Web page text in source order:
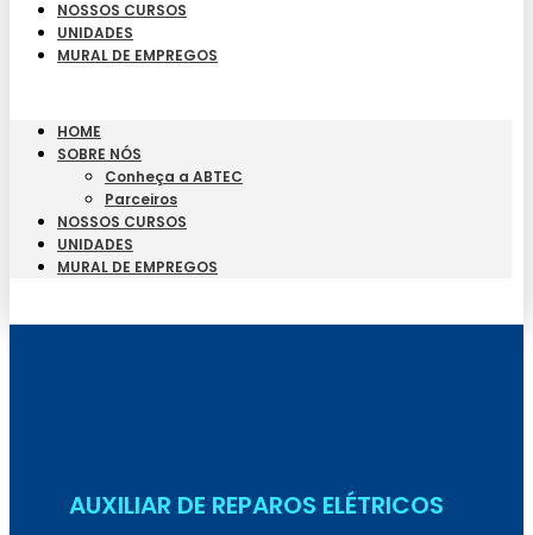
NOSSOS CURSOS
UNIDADES
MURAL DE EMPREGOS
HOME
SOBRE NÓS
Conheça a ABTEC
Parceiros
NOSSOS CURSOS
UNIDADES
MURAL DE EMPREGOS
AUXILIAR DE REPAROS ELÉTRICOS